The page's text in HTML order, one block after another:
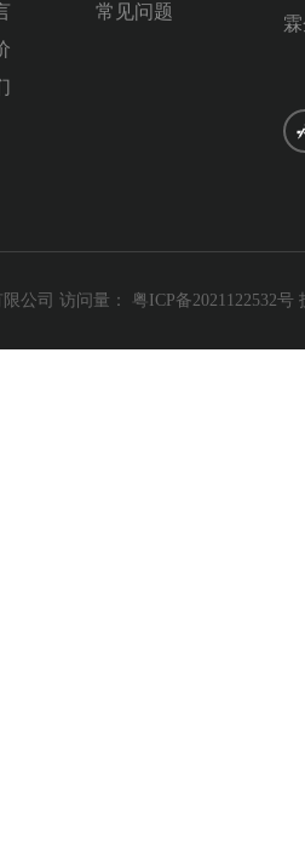
常见问题
公司 访问量： 粤ICP备2021122532号